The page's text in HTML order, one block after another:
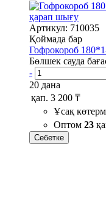
қарап шығу
Артикул: 710035
Қоймада бар
Гофрокороб
Бөлшек сауда
-
20 дана
қап. 3 200 ₸
Ұсақ
Оптом 23
Себетке